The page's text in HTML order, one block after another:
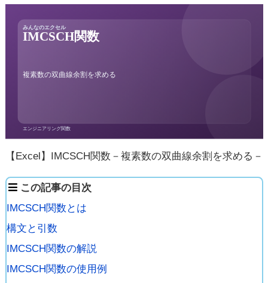
【Excel】IMCSCH関数－複素数の双曲線余割を求める－
この記事の目次
IMCSCH関数とは
構文と引数
IMCSCH関数の解説
IMCSCH関数の使用例